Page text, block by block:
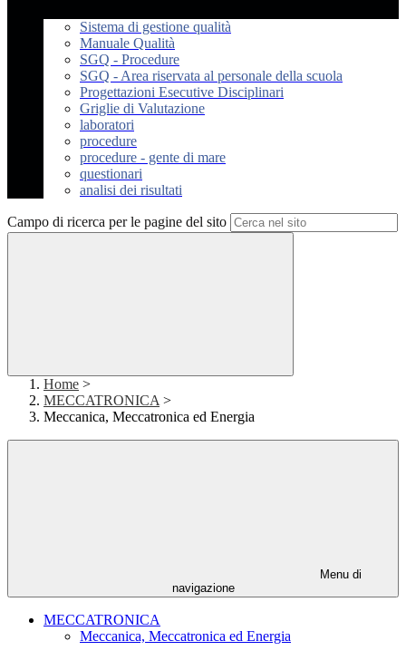
Sistema di gestione qualità
Manuale Qualità
SGQ - Procedure
SGQ - Area riservata al personale della scuola
Progettazioni Esecutive Disciplinari
Griglie di Valutazione
laboratori
procedure
procedure - gente di mare
questionari
analisi dei risultati
Campo di ricerca per le pagine del sito
Home >
MECCATRONICA >
Meccanica, Meccatronica ed Energia
Menu di
navigazione
MECCATRONICA
Meccanica, Meccatronica ed Energia